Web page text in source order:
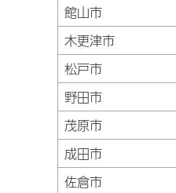
館山市
木更津市
松戸市
野田市
茂原市
成田市
佐倉市